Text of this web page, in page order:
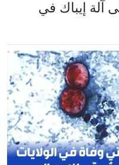
آلة إيباك في